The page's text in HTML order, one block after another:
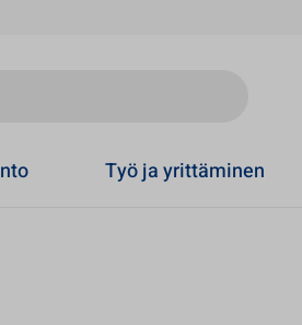
Työ ja yrittäminen